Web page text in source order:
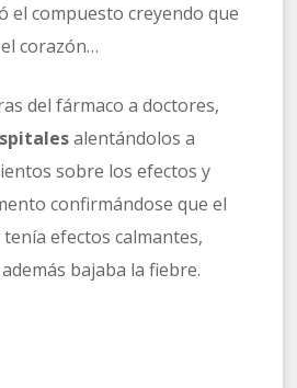
el compuesto creyendo que
corazón…
del fármaco a doctores,
alentándolos a
sobre los efectos y
confirmándose que el
efectos calmantes,
bajaba la fiebre.